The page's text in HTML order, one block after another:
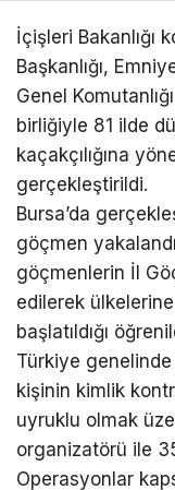
İçişleri Bakanlığı
Başkanlığı,
Genel
birliğiyle 81 ilde
kaçakçılığına
gerçekleştirildi.
Bursa’da
göçmen
göçmenlerin İl
edilerek
başlatıldığı
Türkiye
kişinin kimlik
uyruklu olmak
organizatörü ile
Operasyonlar